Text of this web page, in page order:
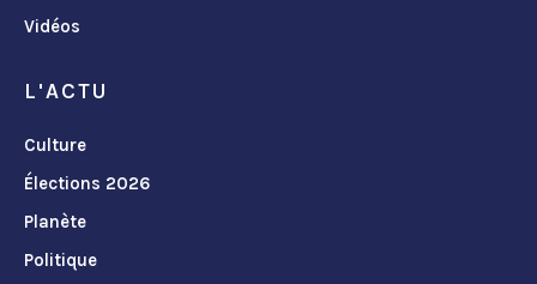
Vidéos
L'ACTU
Culture
Élections 2026
Planète
Politique